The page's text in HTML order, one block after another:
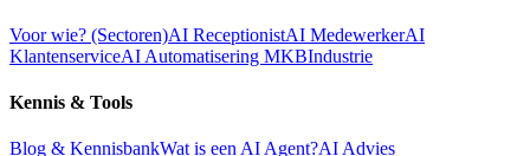
Voor wie? (Sectoren)AI ReceptionistAI MedewerkerAI
KlantenserviceAI Automatisering MKBIndustrie
Kennis & Tools
Blog & KennisbankWat is een AI Agent?AI Advies